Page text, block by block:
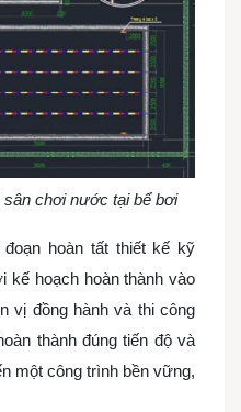
chơi nước tại bể bơi
hoàn tất thiết kế kỹ
kế hoạch hoàn thành vào
vị đồng hành và thi công
thành đúng tiến độ và
một công trình bền vững,